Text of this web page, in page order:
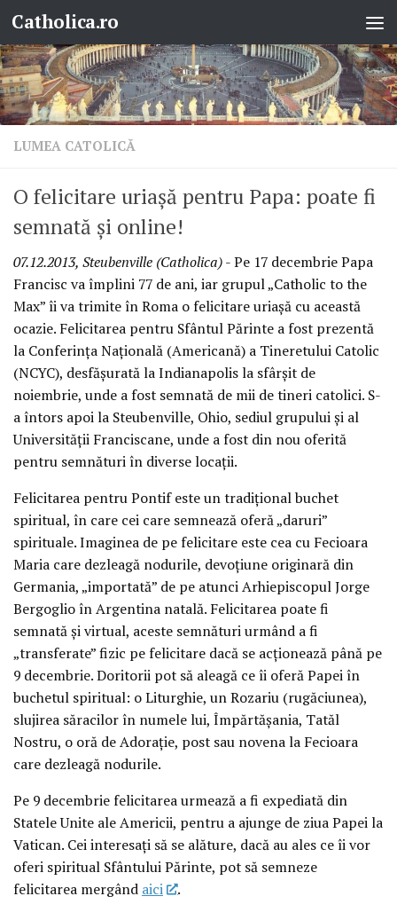
Skip to content
Catholica.ro
LUMEA CATOLICĂ
O felicitare uriaşă pentru Papa: poate fi
semnată şi online!
07.12.2013, Steubenville (Catholica)- Pe 17 decembrie Papa
Francisc va împlini 77 de ani, iar grupul „Catholic to the
Max” îi va trimite în Roma o felicitare uriaşă cu această
ocazie. Felicitarea pentru Sfântul Părinte a fost prezentă
la Conferinţa Naţională (Americană) a Tineretului Catolic
(NCYC), desfăşurată la Indianapolis la sfârşit de
noiembrie, unde a fost semnată de mii de tineri catolici. S-
a întors apoi la Steubenville, Ohio, sediul grupului şi al
Universităţii Franciscane, unde a fost din nou oferită
pentru semnături în diverse locaţii.
Felicitarea pentru Pontif este un tradiţional buchet
spiritual, în care cei care semnează oferă „daruri”
spirituale. Imaginea de pe felicitare este cea cu Fecioara
Maria care dezleagă nodurile, devoţiune originară din
Germania, „importată” de pe atunci Arhiepiscopul Jorge
Bergoglio în Argentina natală. Felicitarea poate fi
semnată şi virtual, aceste semnături urmând a fi
„transferate” fizic pe felicitare dacă se acţionează până pe
9 decembrie. Doritorii pot să aleagă ce îi oferă Papei în
buchetul spiritual: o Liturghie, un Rozariu (rugăciunea),
slujirea săracilor în numele lui, Împărtăşania, Tatăl
Nostru, o oră de Adoraţie, post sau novena la Fecioara
care dezleagă nodurile.
Pe 9 decembrie felicitarea urmează a fi expediată din
Statele Unite ale Americii, pentru a ajunge de ziua Papei la
Vatican. Cei interesaţi să se alăture, dacă au ales ce îi vor
oferi spiritual Sfântului Părinte, pot să semneze
felicitarea mergând aici .